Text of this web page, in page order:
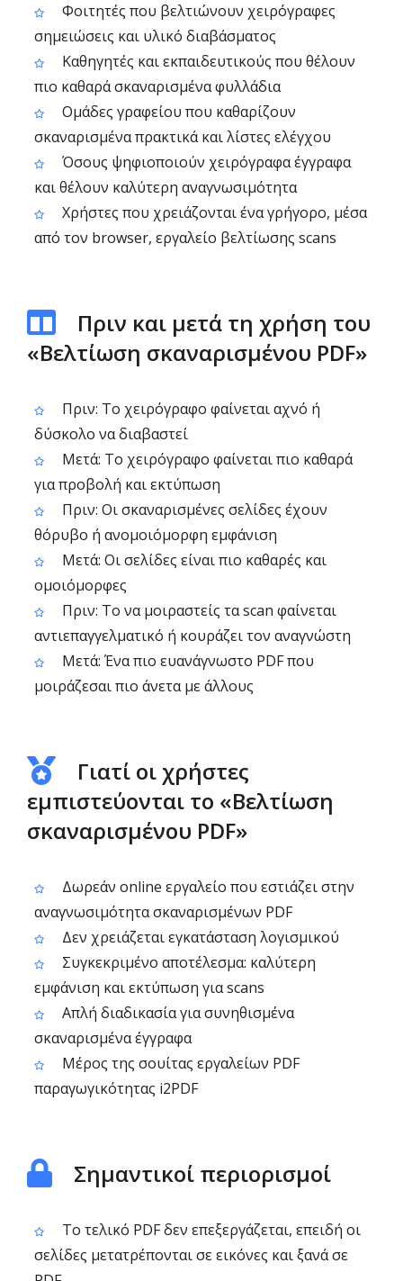
Φοιτητές που βελτιώνουν χειρόγραφες
σημειώσεις και υλικό διαβάσματος
Καθηγητές και εκπαιδευτικούς που θέλουν
πιο καθαρά σκαναρισμένα φυλλάδια
Ομάδες γραφείου που καθαρίζουν
σκαναρισμένα πρακτικά και λίστες ελέγχου
Όσους ψηφιοποιούν χειρόγραφα έγγραφα
και θέλουν καλύτερη αναγνωσιμότητα
Χρήστες που χρειάζονται ένα γρήγορο, μέσα
από τον browser, εργαλείο βελτίωσης scans
Πριν και μετά τη χρήση του
«Βελτίωση σκαναρισμένου PDF»
Πριν: Το χειρόγραφο φαίνεται αχνό ή
δύσκολο να διαβαστεί
Μετά: Το χειρόγραφο φαίνεται πιο καθαρά
για προβολή και εκτύπωση
Πριν: Οι σκαναρισμένες σελίδες έχουν
θόρυβο ή ανομοιόμορφη εμφάνιση
Μετά: Οι σελίδες είναι πιο καθαρές και
ομοιόμορφες
Πριν: Το να μοιραστείς τα scan φαίνεται
αντιεπαγγελματικό ή κουράζει τον αναγνώστη
Μετά: Ένα πιο ευανάγνωστο PDF που
μοιράζεσαι πιο άνετα με άλλους
Γιατί οι χρήστες
εμπιστεύονται το «Βελτίωση
σκαναρισμένου PDF»
Δωρεάν online εργαλείο που εστιάζει στην
αναγνωσιμότητα σκαναρισμένων PDF
Δεν χρειάζεται εγκατάσταση λογισμικού
Συγκεκριμένο αποτέλεσμα: καλύτερη
εμφάνιση και εκτύπωση για scans
Απλή διαδικασία για συνηθισμένα
σκαναρισμένα έγγραφα
Μέρος της σουίτας εργαλείων PDF
παραγωγικότητας i2PDF
Σημαντικοί περιορισμοί
Το τελικό PDF δεν επεξεργάζεται, επειδή οι
σελίδες μετατρέπονται σε εικόνες και ξανά σε